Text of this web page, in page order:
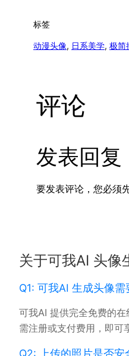
标签
动漫头像, 日系美学, 极简
评论
发表回复
要发表评论，您必须
关于可我AI 头像
Q1: 可我AI 生成头像需
可我AI 提供完全免费的
需注册或支付费用，即可
Q2: 上传的照片是否安